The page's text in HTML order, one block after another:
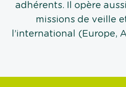
adhérents. Il opère
missions de veille
l’international (Europe,